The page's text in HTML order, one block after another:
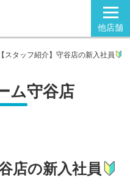
他店舗
【スタッフ紹介】守谷店の新入社員
ム守谷店
店の新入社員